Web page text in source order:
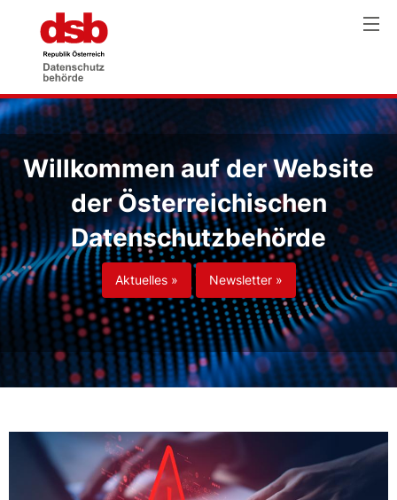
Willkommen auf der Website
der Österreichischen
Datenschutzbehörde
Aktuelles » Newsletter »